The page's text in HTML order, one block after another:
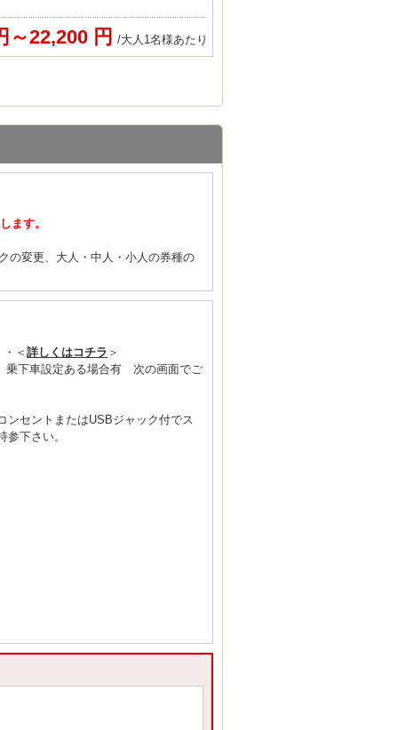
～22,200 円 /大人1名様あたり
ます。
の変更、大人・中人・小人の券種の
＜詳しくはコチラ ＞
下車設定ある場合有 次の画面でご
ンセントまたはUSBジャック付でス
下さい。